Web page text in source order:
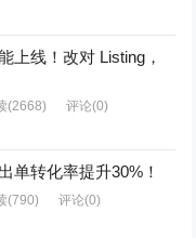
上线！改对 Listing，
(2668) 评论(0)
单转化率提升30%！
(790) 评论(0)